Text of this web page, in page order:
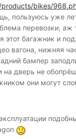
bikes/
пользуюсь уже
перевозки, аж
этот багажник и
вагона, нижняя
бампер
на дверь не
они могут